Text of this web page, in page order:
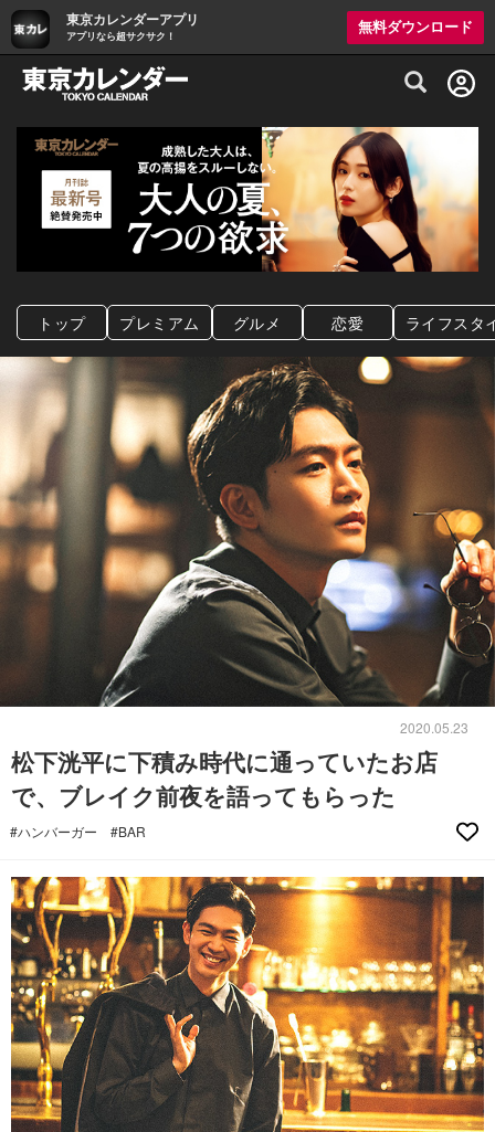
東京カレンダーアプリ
アプリなら超サクサク！
無料ダウンロード
グルメ情報・プレミアムレストラン予約
トップ プレミアム グルメ 恋愛 ライフスタ
2020.05.23
松下洸平に下積み時代に通っていたお店
で、ブレイク前夜を語ってもらった
#ハンバーガー #BAR